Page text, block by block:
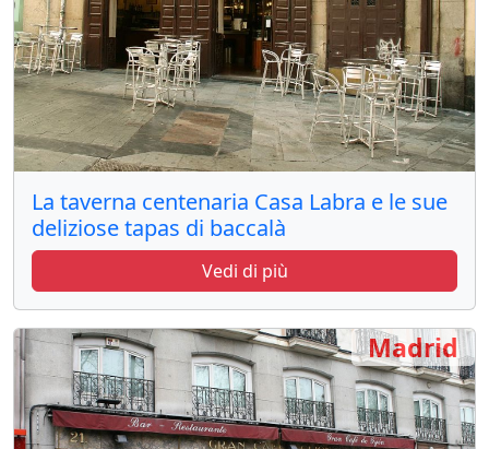
La taverna centenaria Casa Labra e le sue
deliziose tapas di baccalà
Vedi di più
Madrid